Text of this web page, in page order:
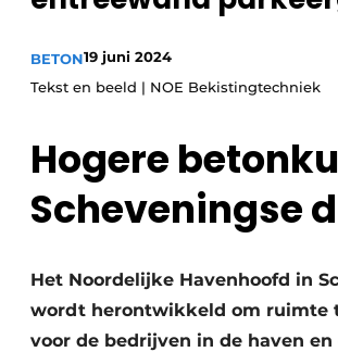
Privacy / Cookie statement
Vacature aanmelden
Video’s
BETON19 juni 2024
Tekst en beeld | NOE Bekistingtechniek
Hogere
Scheveningse
Het Noordelijke Havenhoofd in
wordt herontwikkeld om ruimte
voor de bedrijven in de haven en